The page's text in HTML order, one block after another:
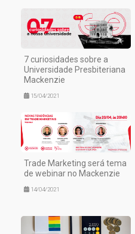
7 curiosidades sobre a
Universidade Presbiteriana
Mackenzie
15/04/2021
Trade Marketing será tema
de webinar no Mackenzie
14/04/2021